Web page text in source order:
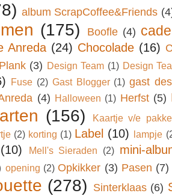
album ScrapCoffee&Friends
(175) Boofle (4)
Anreda (24) Chocolade (16)
(3) Design Team (1) Design
Fuse (2) Gast Blogger (1) gast
(4) Halloween (1) Herfst (5)
(156)
Kaartje v/e
(2) korting (1) Label (10) lampje
(10) Mell's Sieraden (2) mini-
opening (2) Opkikker (3) Pasen (7)
(278) Sinterklaas (6)